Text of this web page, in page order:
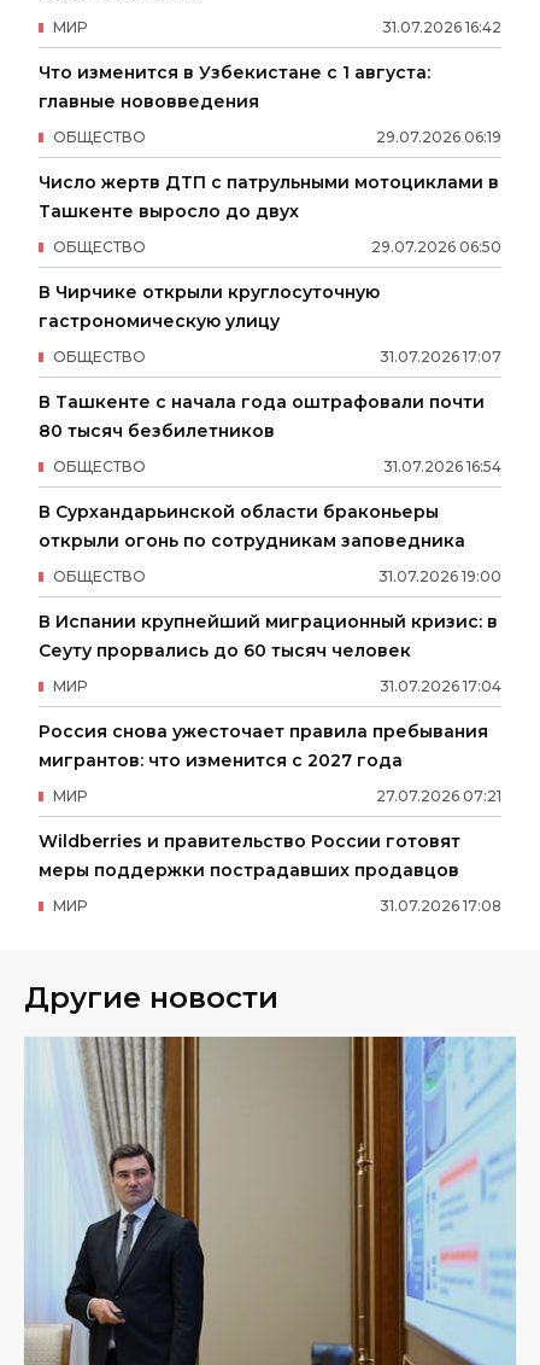
31.07.2026 16:42
МИР
Что изменится в Узбекистане с 1 августа:
главные нововведения
29.07.2026 06:19
ОБЩЕСТВО
Число жертв ДТП с патрульными мотоциклами в
Ташкенте выросло до двух
29.07.2026 06:50
ОБЩЕСТВО
В Чирчике открыли круглосуточную
гастрономическую улицу
31.07.2026 17:07
ОБЩЕСТВО
В Ташкенте с начала года оштрафовали почти
80 тысяч безбилетников
31.07.2026 16:54
ОБЩЕСТВО
В Сурхандарьинской области браконьеры
открыли огонь по сотрудникам заповедника
31.07.2026 19:00
ОБЩЕСТВО
В Испании крупнейший миграционный кризис: в
Сеуту прорвались до 60 тысяч человек
31.07.2026 17:04
МИР
Россия снова ужесточает правила пребывания
мигрантов: что изменится с 2027 года
27.07.2026 07:21
МИР
Wildberries и правительство России готовят
меры поддержки пострадавших продавцов
31.07.2026 17:08
МИР
Другие новости